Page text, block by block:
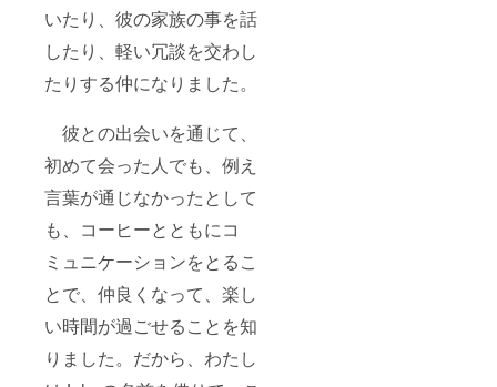
いたり、彼の家族の事を話
したり、軽い冗談を交わし
たりする仲になりました。
彼との出会いを通じて、
初めて会った人でも、例え
言葉が通じなかったとして
も、コーヒーとともにコ
ミュニケーションをとるこ
とで、仲良くなって、楽し
い時間が過ごせることを知
りました。だから、わたし